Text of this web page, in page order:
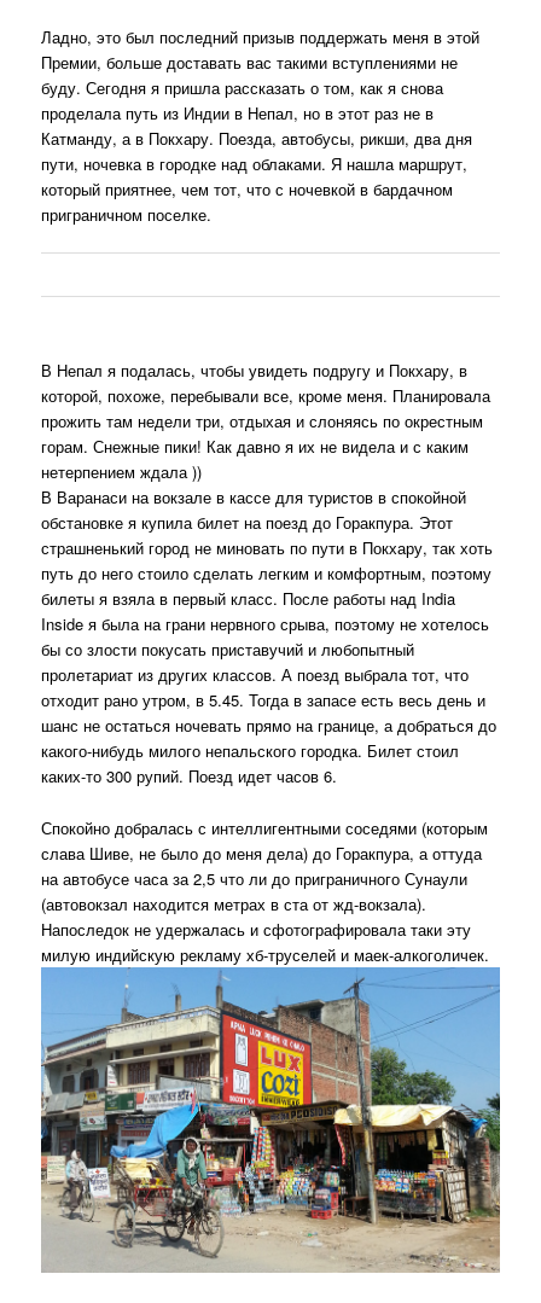
Ладно, это был последний призыв поддержать меня в этой
Премии, больше доставать вас такими вступлениями не
буду. Сегодня я пришла рассказать о том, как я снова
проделала путь из Индии в Непал, но в этот раз не в
Катманду, а в Покхару. Поезда, автобусы, рикши, два дня
пути, ночевка в городке над облаками. Я нашла маршрут,
который приятнее, чем тот, что с ночевкой в бардачном
приграничном поселке.
В Непал я подалась, чтобы увидеть подругу и Покхару, в
которой, похоже, перебывали все, кроме меня. Планировала
прожить там недели три, отдыхая и слоняясь по окрестным
горам. Снежные пики! Как давно я их не видела и с каким
нетерпением ждала ))
В Варанаси на вокзале в кассе для туристов в спокойной
обстановке я купила билет на поезд до Горакпура. Этот
страшненький город не миновать по пути в Покхару, так хоть
путь до него стоило сделать легким и комфортным, поэтому
билеты я взяла в первый класс. После работы над India
Inside я была на грани нервного срыва, поэтому не хотелось
бы со злости покусать приставучий и любопытный
пролетариат из других классов. А поезд выбрала тот, что
отходит рано утром, в 5.45. Тогда в запасе есть весь день и
шанс не остаться ночевать прямо на границе, а добраться до
какого-нибудь милого непальского городка. Билет стоил
каких-то 300 рупий. Поезд идет часов 6.
Спокойно добралась с интеллигентными соседями (которым
слава Шиве, не было до меня дела) до Горакпура, а оттуда
на автобусе часа за 2,5 что ли до приграничного Сунаули
(автовокзал находится метрах в ста от жд-вокзала).
Напоследок не удержалась и сфотографировала таки эту
милую индийскую рекламу хб-труселей и маек-алкоголичек.